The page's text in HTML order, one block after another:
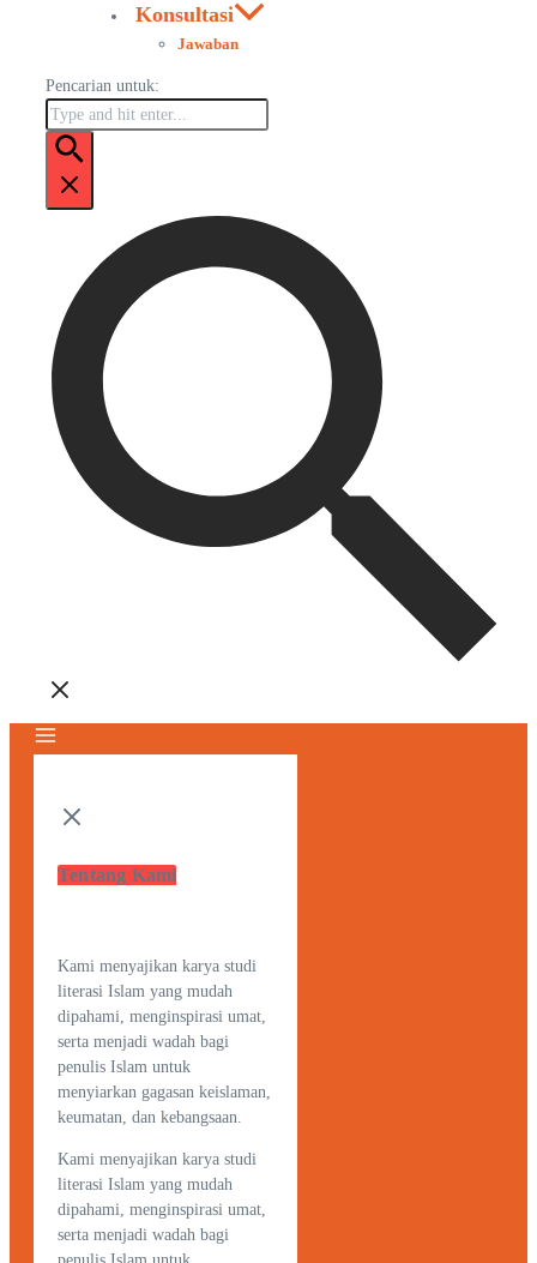
Konsultasi
Jawaban
Pencarian untuk:
Tentang Kami
Kami menyajikan karya studi
literasi Islam yang mudah
dipahami, menginspirasi umat,
serta menjadi wadah bagi
penulis Islam untuk
menyiarkan gagasan keislaman,
keumatan, dan kebangsaan.
Kami menyajikan karya studi
literasi Islam yang mudah
dipahami, menginspirasi umat,
serta menjadi wadah bagi